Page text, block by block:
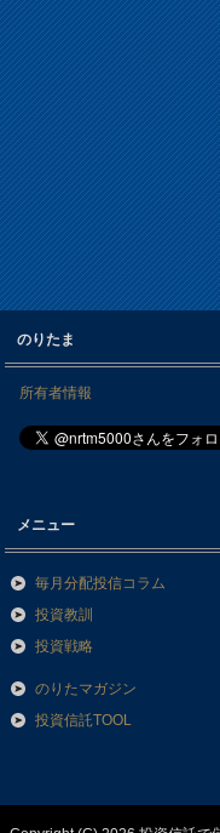
のりたま
所有者情報
メニュー
毎月分配投信コラム
投資教訓
投資戦略
のりたマガジン
投資信託TOOL